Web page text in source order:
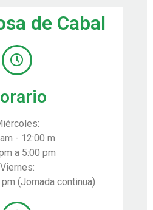
de Cabal
- 12:00 m
a 5:00 pm
Viernes:
(Jornada continua)